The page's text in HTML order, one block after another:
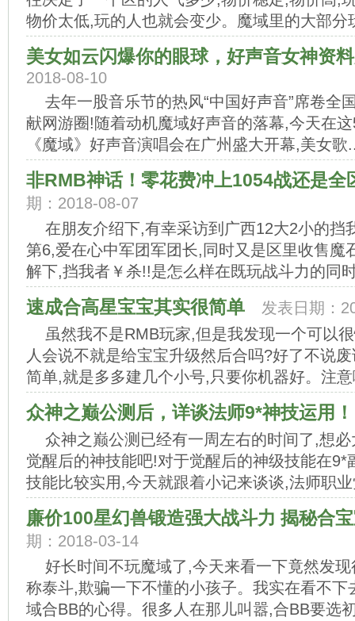
物价太低,玩的人也就会变少。魔域里的大部分
美女如云闪爆你的眼球，好声音女神资
2018-08-10
去年一股音乐节的热风“中国好声音”席卷全
献网游圈!随着动机魔域好声音的落幕,今天在
《魔域》好声音演唱会在广州盛大开幕,美女歌
非RMB神话！零花费冲上1054战还是全
期：2018-08-07
在朋友介绍下,有幸采访到广西12大2小的挡
第6,爱在心中军团军团长,同时又是区里收售魔
解下,挡我者￥杀!!是怎么样在既玩战斗力的同
速成合高星宝宝其实很简单
发表日期：
虽然我不是RMB玩家,但是我发现一个可以
人会说不就是给宝宝升级然后合吗?好了不说
简单,就是多多建几个小号,只要你机器好。注
众神之巅公测后，详谈法师9*神技运用！
众神之巅公测已经有一周左右的时间了,想
觉醒后的神技能吧!对于觉醒后的神级技能在9*
技能比较实用,今天就跟着小记来谈谈,法师职
廉价100星幻兽锻造强大战斗力 揭秘合
期：2018-03-14
好长时间不玩魔域了,今天来看一下竟然发
称泰斗,欺骗一下不懂的小孩子。我实在看不
域合BB的心得。很多人在那儿叫嚣,合BB要选